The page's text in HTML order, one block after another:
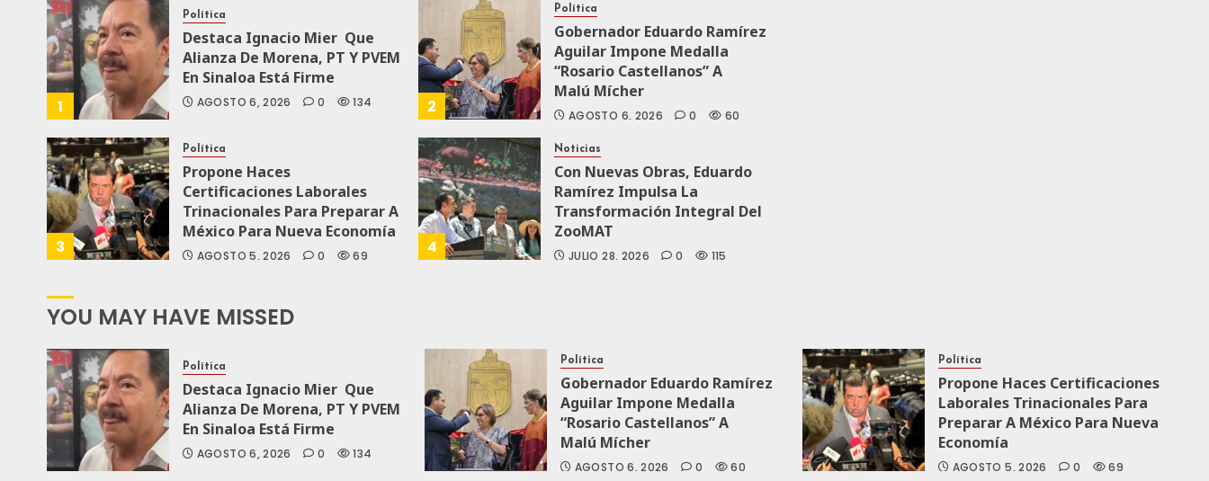
1
Política
Destaca Ignacio Mier Que
Alianza De Morena, PT Y PVEM
En Sinaloa Está Firme
AGOSTO 6, 2026 0 134 2
Política
Gobernador Eduardo Ramírez
Aguilar Impone Medalla
“Rosario Castellanos” A
Malú Mícher
AGOSTO 6, 2026 0 60
3
Política
Propone Haces
Certificaciones Laborales
Trinacionales Para Preparar A
México Para Nueva Economía
AGOSTO 5, 2026 0 69 4
Noticias
Con Nuevas Obras, Eduardo
Ramírez Impulsa La
Transformación Integral Del
ZooMAT
JULIO 28, 2026 0 115
YOU MAY HAVE MISSED
Política
Destaca Ignacio Mier Que
Alianza De Morena, PT Y PVEM
En Sinaloa Está Firme
AGOSTO 6, 2026 0 134
Política
Gobernador Eduardo Ramírez
Aguilar Impone Medalla
“Rosario Castellanos” A
Malú Mícher
AGOSTO 6, 2026 0 60
Política
Propone Haces Certificaciones
Laborales Trinacionales Para
Preparar A México Para Nueva
Economía
AGOSTO 5, 2026 0 69